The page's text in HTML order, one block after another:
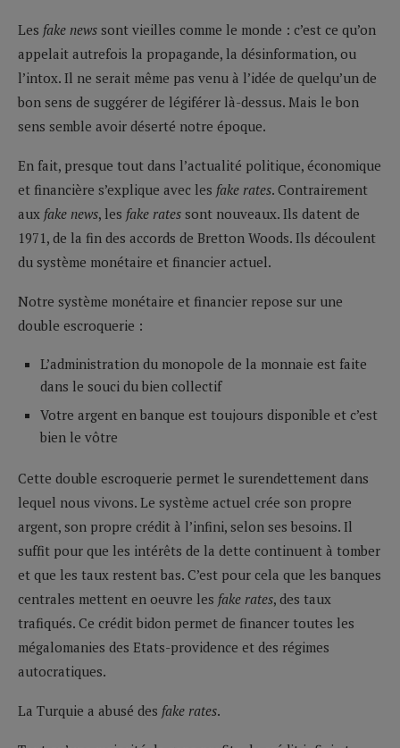
Les fake news sont vieilles comme le monde : c’est ce qu’on
appelait autrefois la propagande, la désinformation, ou
l’intox. Il ne serait même pas venu à l’idée de quelqu’un de
bon sens de suggérer de légiférer là-dessus. Mais le bon
sens semble avoir déserté notre époque.
En fait, presque tout dans l’actualité politique, économique
et financière s’explique avec les fake rates. Contrairement
aux fake news, les fake rates sont nouveaux. Ils datent de
1971, de la fin des accords de Bretton Woods. Ils découlent
du système monétaire et financier actuel.
Notre système monétaire et financier repose sur une
double escroquerie :
L’administration du monopole de la monnaie est faite
dans le souci du bien collectif
Votre argent en banque est toujours disponible et c’est
bien le vôtre
Cette double escroquerie permet le surendettement dans
lequel nous vivons. Le système actuel crée son propre
argent, son propre crédit à l’infini, selon ses besoins. Il
suffit pour que les intérêts de la dette continuent à tomber
et que les taux restent bas. C’est pour cela que les banques
centrales mettent en oeuvre les fake rates, des taux
trafiqués. Ce crédit bidon permet de financer toutes les
mégalomanies des Etats-providence et des régimes
autocratiques.
La Turquie a abusé des fake rates.